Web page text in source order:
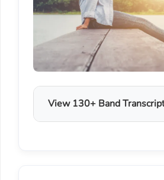
View 130+ Band